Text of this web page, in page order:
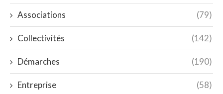
Associations (79)
Collectivités (142)
Démarches (190)
Entreprise (58)